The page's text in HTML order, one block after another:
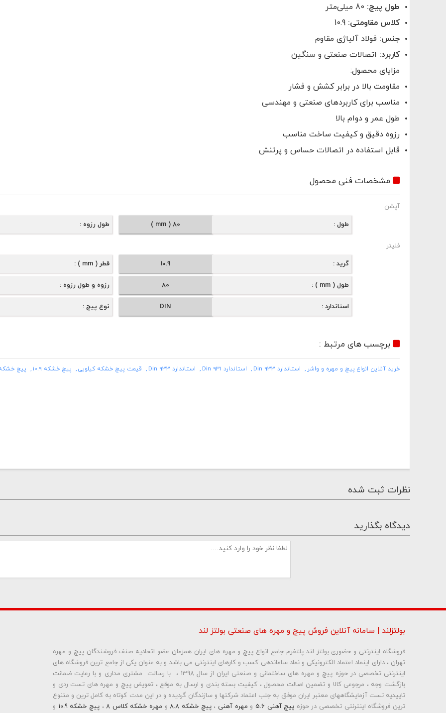
طول پیچ:
کلاس مقاومتی:
جنس: فولاد آلیاژی مقاوم
کاربرد: اتصالات صنعتی و سنگین
مزایای محصول:
مقاومت بالا در برابر کشش و فشار
مناسب برای کاربردهای صنعتی و مهندسی
طول عمر و دوام بالا
رزوه دقیق و کیفیت ساخت مناسب
قابل استفاده در اتصالات حساس و پرتنش
مشخصات فنی محصول
آپشن
طول
80 ( mm ) طول رزوه
فلیتر
گرید
10.9 قطر ( mm )
طول ( mm ) 80 رزوه و طول رزوه
استاندارد DIN نوع پیچ
برچسب های مرتبط :
خرید آنلاین انواع پیچ و مهره و واشر استاندارد Din 933 استاندارد Din 931 استاندارد Din 933 قیمت پیچ خشکه کیلویی پیچ خشکه 10.9 پیچ
نظرات ثبت شده
دیدگاه بگذارید
شماره تلفن و ایمیل شما نمایش داده نخواهد شد.
بولتزلند | سامانه آنلاین فروش پیچ و مهره های صنعتی بولتز لند
فروشگاه اینترنتی و حضوری بولتز لند پلتفرم جامع انواع پیچ و مهره های ایران همزمان عضو اتحادیه صنف فروشندگان پیچ و مهره
تهران ، دارای اینماد اعتماد الکترونیکی و نماد ساماندهی کسب و کارهای اینترنتی می باشد و به عنوان یکی از جامع ترین فروشگاه های
اینترنتی تخصصی در حوزه پیچ و مهره های ساختمانی و صنعتی ایران از سال 1398 ، با رسالت مشتری مداری و با رعایت ضمانت
بازگشت وجه ، مرجوعی کالا و تضمین اصالت محصول ، کیفیت بسته بندی و ارسال به موقع ، تعویض پیچ و مهره های تست ردی و
تاییدیه تست آزمایشگاههای معتبر ایران موفق به جلب اعتماد شرکتها و سازندگان گردیده و در این مدت کوتاه به کامل ترین و متنوع
ترین فروشگاه اینترنتی تخصصی در حوزه پیچ آهنی 5.6 و مهره آهنی ،پیچ خشکه 8.8 و مهره خشکه کلاس 8 ،پیچ خشکه 10.9
و